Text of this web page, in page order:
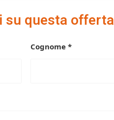
su questa offerta
Cognome *